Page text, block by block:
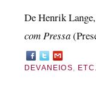
De Henrik Lange,
com Pressa
DEVANEIOS, ETC.